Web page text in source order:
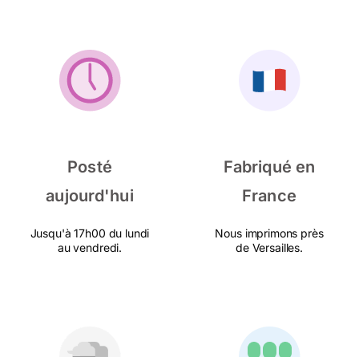
Posté
aujourd'hui
Jusqu'à 17h00 du lundi
au vendredi.
Fabriqué en
France
Nous imprimons près
de Versailles.